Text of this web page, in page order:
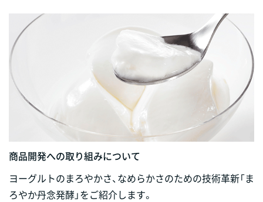
商品開発への取り組みについて
ヨーグルトのまろやかさ、なめらかさのための技術革新「ま
ろやか丹念発酵」をご紹介します。